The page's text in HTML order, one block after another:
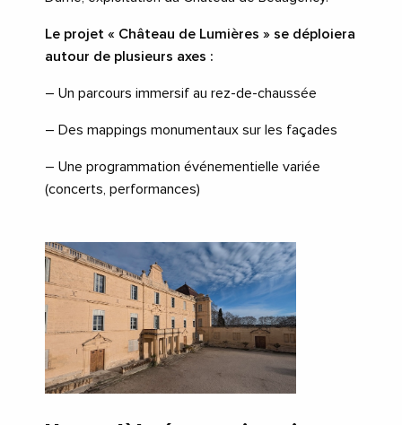
Le projet « Château de Lumières » se déploiera
autour de plusieurs axes :
– Un parcours immersif au rez-de-chaussée
– Des mappings monumentaux sur les façades
– Une programmation événementielle variée
(concerts, performances)